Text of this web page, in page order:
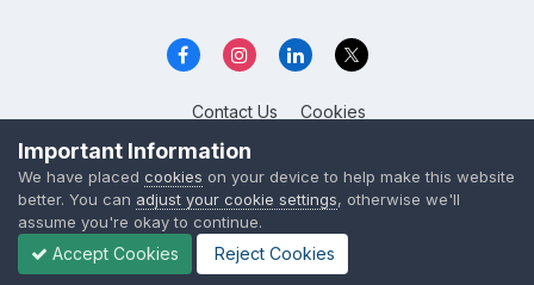
Contact Us Cookies
Overclockers GE
Powered by Invision Community
Important Information
We have placed cookies on your device to help make this website
better. You can adjust your cookie settings, otherwise we'll
assume you're okay to continue.
Accept Cookies Reject Cookies